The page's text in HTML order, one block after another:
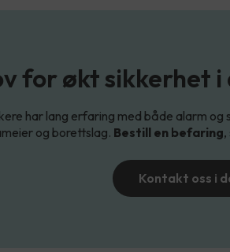
for økt sikkerhet
har lang erfaring med både alarm
og borettslag. Bestill en befaring
Kontakt oss i